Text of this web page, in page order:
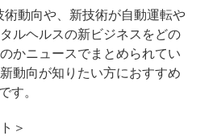
動向や、新技術が自動運転や
ルヘルスの新ビジネスをどの
かニュースでまとめられてい
動向が知りたい方におすすめ
す。
＞